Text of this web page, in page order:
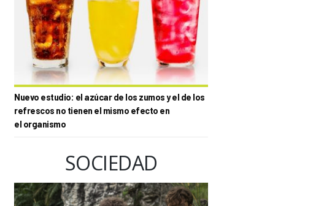
Nuevo estudio: el azúcar de los zumos y el de los
refrescos no tienen el mismo efecto en
el organismo
SOCIEDAD